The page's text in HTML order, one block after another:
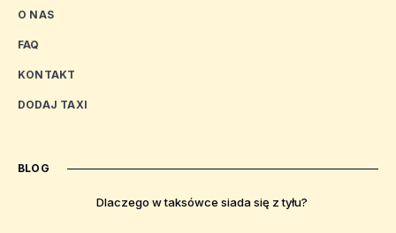
O NAS
FAQ
KONTAKT
DODAJ TAXI
BLOG
Dlaczego w taksówce siada się z tyłu?